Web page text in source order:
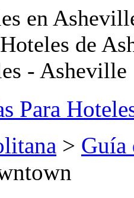
- Asheville
Para
> Guía